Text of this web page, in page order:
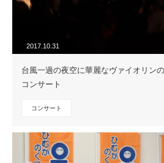
2017.10.31
台風一過の夜空に華麗なヴァイオリン
コンサート
コンサート